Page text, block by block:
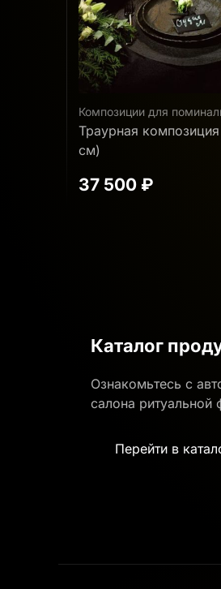
Композиции для
Траурная
см)
37 500 ₽
Каталог
Ознакомьтесь с
салона
Перейти в